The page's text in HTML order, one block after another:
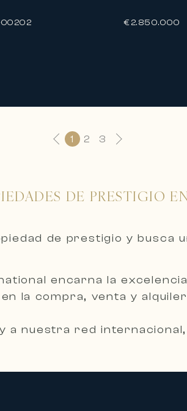
00202 €2.850.000
1 2 3
DE PRESTIGIO
de prestigio y busca
encarna la
la compra, venta y
a nuestra red
realidad sus
lujo